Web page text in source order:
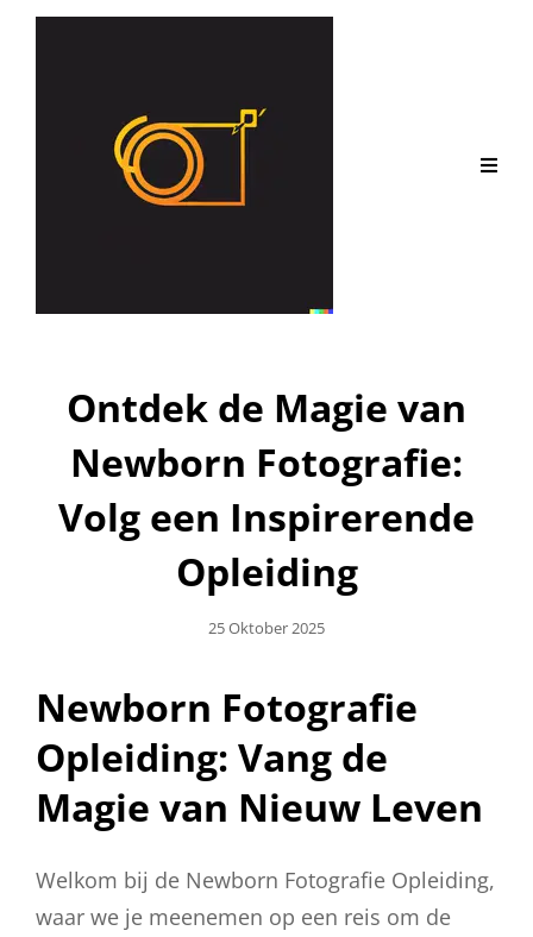
Ontdek de Magie van
Newborn Fotografie:
Volg een Inspirerende
Opleiding
Geplaatst
25 Oktober 2025
Newborn Fotografie
Opleiding: Vang de
Magie van Nieuw Leven
Welkom bij de Newborn Fotografie Opleiding,
waar we je meenemen op een reis om de